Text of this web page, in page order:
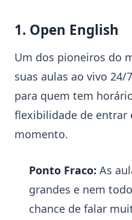
1. Open English
Um dos pioneiros do
suas aulas ao vivo
para quem tem
flexibilidade de entrar
momento.
Ponto Fraco: As
grandes e nem
chance de falar